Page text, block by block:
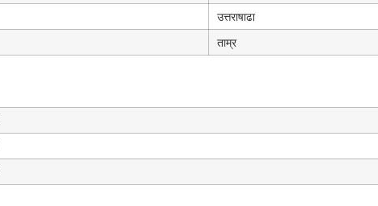
उत्तराषाढा
ताम्र